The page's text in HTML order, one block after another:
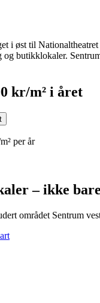
i øst til
butikklokaler.
kr/m² i året
per år
– ikke bare
området Sentrum